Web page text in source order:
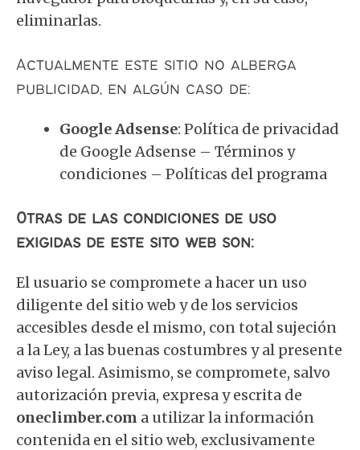
eliminarlas.
Actualmente este sitio no alberga
publicidad, en algún caso de:
Google Adsense: Política de privacidad
de Google Adsense – Términos y
condiciones – Políticas del programa
Otras de las condiciones de uso
exigidas de este sito web son:
El usuario se compromete a hacer un uso
diligente del sitio web y de los servicios
accesibles desde el mismo, con total sujeción
a la Ley, a las buenas costumbres y al presente
aviso legal. Asimismo, se compromete, salvo
autorización previa, expresa y escrita de
oneclimber.com a utilizar la información
contenida en el sitio web, exclusivamente